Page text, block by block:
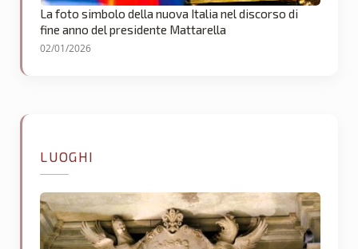
La foto simbolo della nuova Italia nel discorso di
fine anno del presidente Mattarella
02/01/2026
LUOGHI